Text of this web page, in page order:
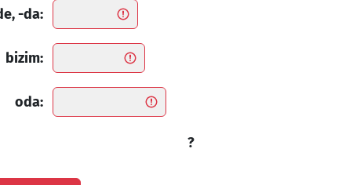
-da:
bizim:
oda:
?